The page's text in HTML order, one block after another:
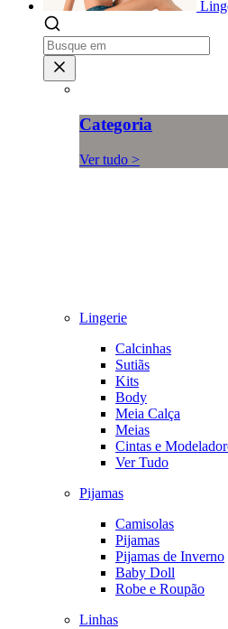
Categoria
Ver tudo >
Lingerie
Calcinhas
Sutiãs
Kits
Body
Meia Calça
Meias
Cintas e
Ver Tudo
Pijamas
Camisolas
Pijamas
Pijamas de Inverno
Baby Doll
Robe e Roupão
Linhas